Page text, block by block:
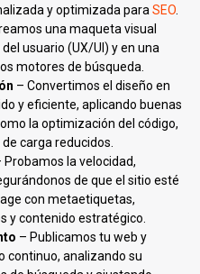
y optimizada paraSEO.
una maqueta visual
usuario (UX/UI) y en una
motores de búsqueda.
– Convertimos el diseño en
y eficiente, aplicando buenas
la optimización del código,
carga reducidos.
Probamos la velocidad,
de que el sitio esté
con metaetiquetas,
y contenido estratégico.
– Publicamos tu web y
continuo, analizando su